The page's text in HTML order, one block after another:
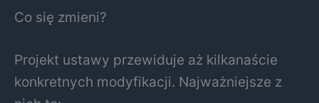
Co się zmieni?
Projekt ustawy przewiduje aż kilkanaście
konkretnych modyfikacji. Najważniejsze z